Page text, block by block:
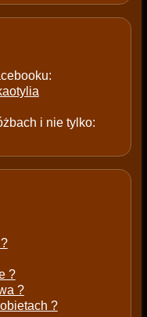
i nie tylko:
?
?
?